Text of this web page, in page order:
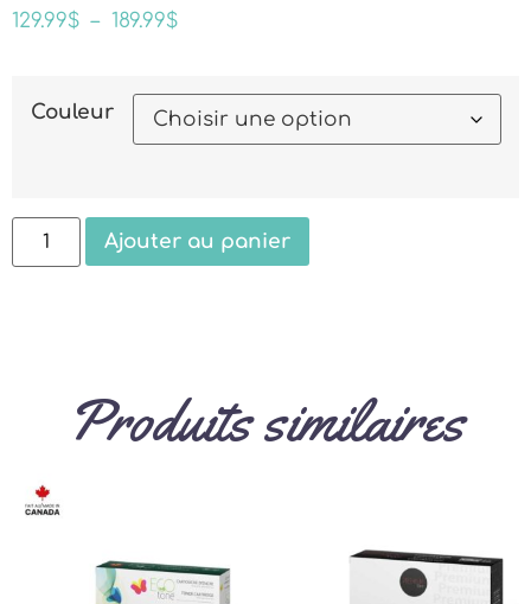
129.99$ – 189.99$
Couleur
Ajouter au panier
Produits similaires